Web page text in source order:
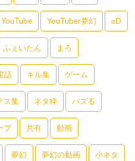
YouTube YouTuber夢幻 αD
ふぇいたん まろ
話 キル集 ゲーム
ス集 ネタ枠 バズる
ブ 共有 動画
夢幻 夢幻の動画 小ネタ